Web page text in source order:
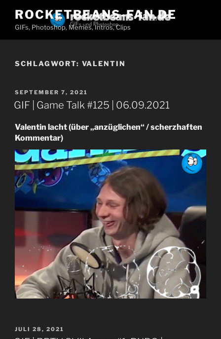
Inhalt
springen
ROCKETBEANS-FAN.DE
GIFs, Photoshop, Memes, Intros, Clips
SCHLAGWORT: VALENTIN
VERÖFFENTLICHT
AM
SEPTEMBER 7, 2021
GIF | Game Talk #125 | 06.09.2021
Valentin lacht (über „anzüglichen“ / scherzhaften
Kommentar)
VERÖFFENTLICHT
AM
JULI 28, 2021